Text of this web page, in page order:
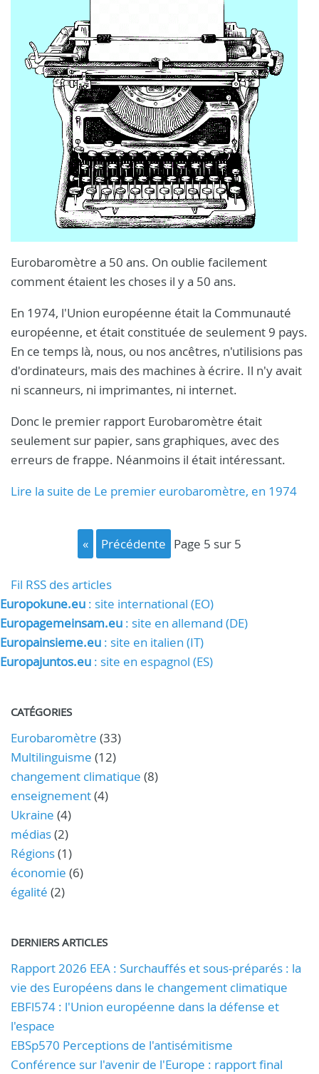
Eurobaromètre a 50 ans. On oublie facilement
comment étaient les choses il y a 50 ans.
En 1974, l'Union européenne était la Communauté
européenne, et était constituée de seulement 9 pays.
En ce temps là, nous, ou nos ancêtres, n'utilisions pas
d'ordinateurs, mais des machines à écrire. Il n'y avait
ni scanneurs, ni imprimantes, ni internet.
Donc le premier rapport Eurobaromètre était
seulement sur papier, sans graphiques, avec des
erreurs de frappe. Néanmoins il était intéressant.
Lire la suite de Le premier eurobaromètre, en 1974
« précédente page 5 sur 5
Fil RSS des articles
Europokune.eu : site international (EO)
Europagemeinsam.eu : site en allemand (DE)
Europainsieme.eu : site en italien (IT)
Europajuntos.eu : site en espagnol (ES)
CATÉGORIES
Eurobaromètre (33)
Multilinguisme (12)
changement climatique (8)
enseignement(4)
Ukraine (4)
médias(2)
Régions(1)
économie (6)
égalité (2)
DERNIERS ARTICLES
Rapport 2026 EEA : Surchauffés et sous-préparés : la
vie des Européens dans le changement climatique
EBFl574 : l'Union européenne dans la défense et
l'espace
EBSp570 Perceptions de l'antisémitisme
Conférence sur l'avenir de l'Europe : rapport final